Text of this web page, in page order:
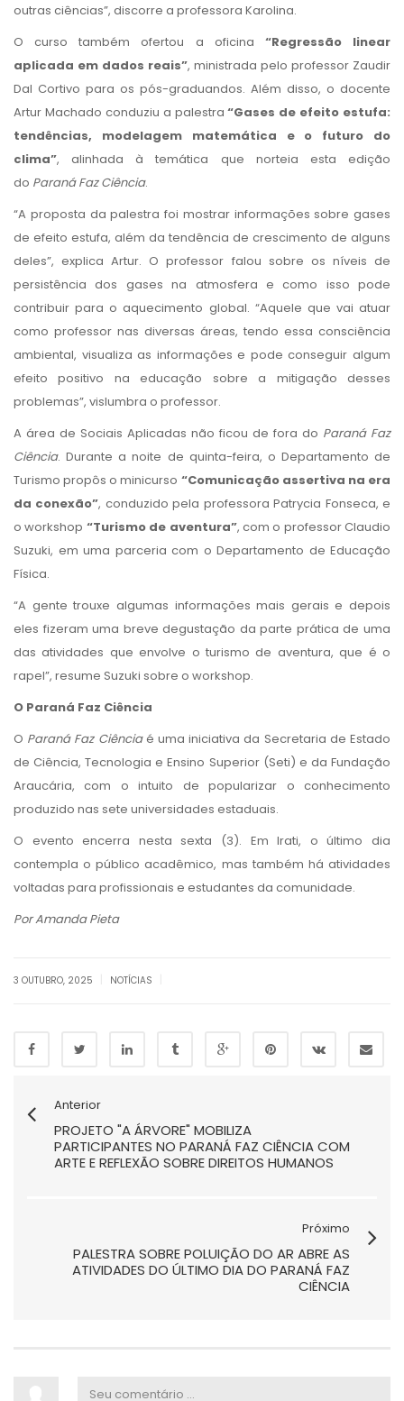
outras ciências”, discorre a professora Karolina.
O curso também ofertou a oficina “Regressão linear
aplicada em dados reais”, ministrada pelo professor Zaudir
Dal Cortivo para os pós-graduandos. Além disso, o docente
Artur Machado conduziu a palestra“Gases de efeito estufa:
tendências, modelagem matemática e o futuro do
clima”, alinhada à temática que norteia esta edição
do Paraná Faz Ciência.
“A proposta da palestra foi mostrar informações sobre gases
de efeito estufa, além da tendência de crescimento de alguns
deles”, explica Artur. O professor falou sobre os níveis de
persistência dos gases na atmosfera e como isso pode
contribuir para o aquecimento global. “Aquele que vai atuar
como professor nas diversas áreas, tendo essa consciência
ambiental, visualiza as informações e pode conseguir algum
efeito positivo na educação sobre a mitigação desses
problemas”, vislumbra o professor.
A área de Sociais Aplicadas não ficou de fora do Paraná Faz
Ciência. Durante a noite de quinta-feira, o Departamento de
Turismo propôs o minicurso “Comunicação assertiva na era
da conexão”, conduzido pela professora Patrycia Fonseca, e
o workshop “Turismo de aventura”, com o professor Claudio
Suzuki, em uma parceria com o Departamento de Educação
Física.
“A gente trouxe algumas informações mais gerais e depois
eles fizeram uma breve degustação da parte prática de uma
das atividades que envolve o turismo de aventura, que é o
rapel”, resume Suzuki sobre o workshop.
O Paraná Faz Ciência
O Paraná Faz Ciênciaé uma iniciativa da Secretaria de Estado
de Ciência, Tecnologia e Ensino Superior (Seti) e da Fundação
Araucária, com o intuito de popularizar o conhecimento
produzido nas sete universidades estaduais.
O evento encerra nesta sexta (3). Em Irati, o último dia
contempla o público acadêmico, mas também há atividades
voltadas para profissionais e estudantes da comunidade.
Por Amanda Pieta
3 OUTUBRO, 2025 NOTÍCIAS
Anterior
PROJETO "A ÁRVORE" MOBILIZA
PARTICIPANTES NO PARANÁ FAZ CIÊNCIA COM
ARTE E REFLEXÃO SOBRE DIREITOS HUMANOS
Próximo
PALESTRA SOBRE POLUIÇÃO DO AR ABRE AS
ATIVIDADES DO ÚLTIMO DIA DO PARANÁ FAZ
CIÊNCIA